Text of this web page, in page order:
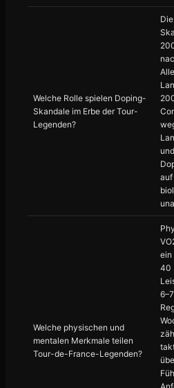
Welche Rolle spielen Doping-
Skandale im Erbe der Tour-
Legenden?
Welche physischen und
mentalen Merkmale teilen
Tour-de-France-Legenden?
ein
40